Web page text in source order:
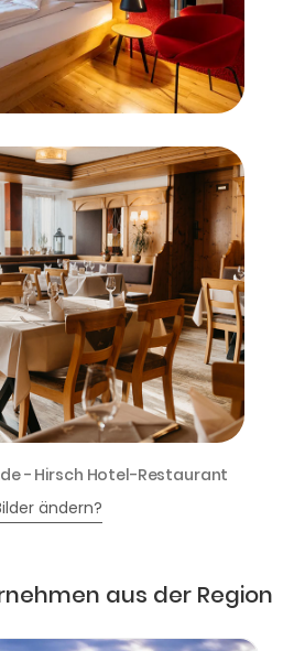
- Hirsch Hotel-Restaurant
ändern?
aus der Region